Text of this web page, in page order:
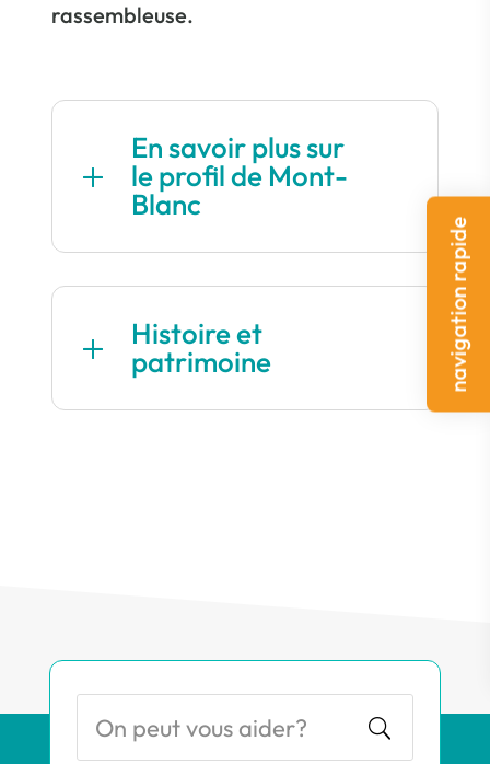
navigation rapide
rassembleuse.
En savoir plus sur
le profil de Mont-
Blanc
Histoire et
patrimoine